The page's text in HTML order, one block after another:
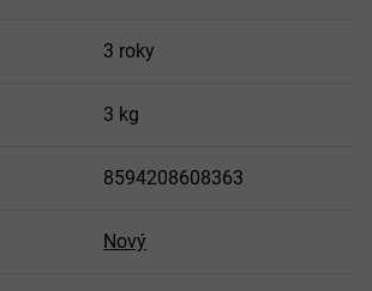
3 roky
3 kg
8594208608363
Nový